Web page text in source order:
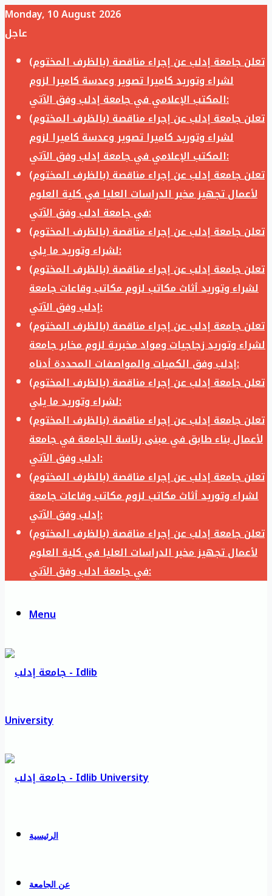
Monday, 10 August 2026
عاجل
تعلن جامعة إدلب عن إجراء مناقصة (بالظرف المختوم)
لشراء وتوريد كاميرا تصوير وعدسة كاميرا لزوم
المكتب الإعلامي في جامعة إدلب وفق الآتي:
تعلن جامعة إدلب عن إجراء مناقصة (بالظرف المختوم)
لشراء وتوريد كاميرا تصوير وعدسة كاميرا لزوم
المكتب الإعلامي في جامعة إدلب وفق الآتي:
تعلن جامعة إدلب عن إجراء مناقصة (بالظرف المختوم)
لأعمال تجهيز مخبر الدراسات العليا في كلية العلوم
في جامعة ادلب وفق الآتي:
تعلن جامعة إدلب عن إجراء مناقصة (بالظرف المختوم)
لشراء وتوريد ما يلي:
تعلن جامعة إدلب عن إجراء مناقصة (بالظرف المختوم)
لشراء وتوريد أثاث مكاتب لزوم مكاتب وقاعات جامعة
إدلب وفق الآتي:
تعلن جامعة إدلب عن إجراء مناقصة (بالظرف المختوم)
لشراء وتوريد زجاجيات ومواد مخبرية لزوم مخابر جامعة
إدلب وفق الكميات والمواصفات المحددة أدناه:
تعلن جامعة إدلب عن إجراء مناقصة (بالظرف المختوم)
لشراء وتوريد ما يلي:
تعلن جامعة إدلب عن إجراء مناقصة (بالظرف المختوم)
لأعمال بناء طابق في مبنى رئاسة الجامعة في جامعة
ادلب وفق الآتي:
تعلن جامعة إدلب عن إجراء مناقصة (بالظرف المختوم)
لشراء وتوريد أثاث مكاتب لزوم مكاتب وقاعات جامعة
إدلب وفق الآتي:
تعلن جامعة إدلب عن إجراء مناقصة (بالظرف المختوم)
لأعمال تجهيز مخبر الدراسات العليا في كلية العلوم
في جامعة ادلب وفق الآتي:
Menu
الرئيسية
عن الجامعة